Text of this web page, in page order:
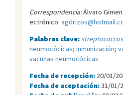
Correspondencia:Álvaro
ectrónico:
Palabras clave:
neumocócicas; inmunización;
vacunas neumocócicas
Fecha de recepción: 20/01/
Fecha de aceptación:31/01/